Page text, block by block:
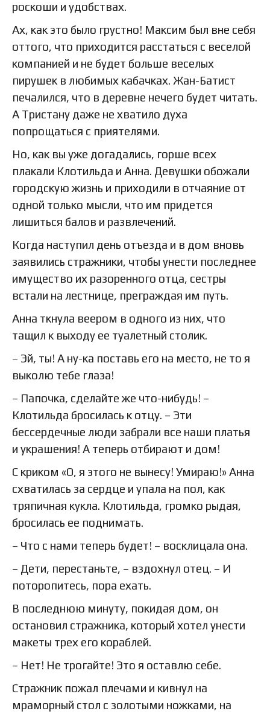
роскоши и удобствах.
Ах, как это было грустно! Максим был вне себя
оттого, что приходится расстаться с веселой
компанией и не будет больше веселых
пирушек в любимых кабачках. Жан-Батист
печалился, что в деревне нечего будет читать.
А Тристану даже не хватило духа
попрощаться с приятелями.
Но, как вы уже догадались, горше всех
плакали Клотильда и Анна. Девушки обожали
городскую жизнь и приходили в отчаяние от
одной только мысли, что им придется
лишиться балов и развлечений.
Когда наступил день отъезда и в дом вновь
заявились стражники, чтобы унести последнее
имущество их разоренного отца, сестры
встали на лестнице, преграждая им путь.
Анна ткнула веером в одного из них, что
тащил к выходу ее туалетный столик.
– Эй, ты! А ну-ка поставь его на место, не то я
выколю тебе глаза!
– Папочка, сделайте же что-нибудь! –
Клотильда бросилась к отцу. – Эти
бессердечные люди забрали все наши платья
и украшения! А теперь отбирают и дом!
С криком «О, я этого не вынесу! Умираю!» Анна
схватилась за сердце и упала на пол, как
тряпичная кукла. Клотильда, громко рыдая,
бросилась ее поднимать.
– Что с нами теперь будет! – восклицала она.
– Дети, перестаньте, – вздохнул отец. – И
поторопитесь, пора ехать.
В последнюю минуту, покидая дом, он
остановил стражника, который хотел унести
макеты трех его кораблей.
– Нет! Не трогайте! Это я оставлю себе.
Стражник пожал плечами и кивнул на
мраморный стол с золотыми ножками, на